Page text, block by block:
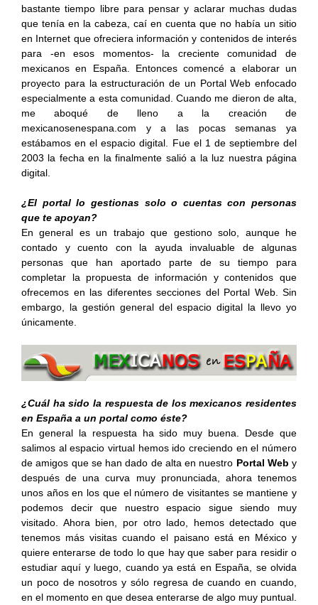
bastante tiempo libre para pensar y aclarar muchas dudas
que tenía en la cabeza, caí en cuenta que no había un sitio
en Internet que ofreciera información y contenidos de interés
para -en esos momentos- la creciente comunidad de
mexicanos en España. Entonces comencé a elaborar un
proyecto para la estructuración de un Portal Web enfocado
especialmente a esta comunidad. Cuando me dieron de alta,
me aboqué de lleno a la creación de
mexicanosenespana.com y a las pocas semanas ya
estábamos en el espacio digital. Fue el 1 de septiembre del
2003 la fecha en la finalmente salió a la luz nuestra página
digital.
¿El portal lo gestionas solo o cuentas con personas
que te apoyan?
En general es un trabajo que gestiono solo, aunque he
contado y cuento con la ayuda invaluable de algunas
personas que han aportado parte de su tiempo para
completar la propuesta de información y contenidos que
ofrecemos en las diferentes secciones del Portal Web. Sin
embargo, la gestión general del espacio digital la llevo yo
únicamente.
¿Cuál ha sido la respuesta de los mexicanos residentes
en España a un portal como éste?
En general la respuesta ha sido muy buena. Desde que
salimos al espacio virtual hemos ido creciendo en el número
de amigos que se han dado de alta en nuestro Portal Web y
después de una curva muy pronunciada, ahora tenemos
unos años en los que el número de visitantes se mantiene y
podemos decir que nuestro espacio sigue siendo muy
visitado. Ahora bien, por otro lado, hemos detectado que
tenemos más visitas cuando el paisano está en México y
quiere enterarse de todo lo que hay que saber para residir o
estudiar aquí y luego, cuando ya está en España, se olvida
un poco de nosotros y sólo regresa de cuando en cuando,
en el momento en que desea enterarse de algo muy puntual.